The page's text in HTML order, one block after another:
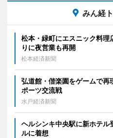
みん経
松本・緑町にエスニック料
りに夜営業も再開
松本経済新聞
弘道館・偕楽園をゲームで
ポーツ交流戦
水戸経済新聞
ヘルシンキ中央駅に新ホテ
ルに着想